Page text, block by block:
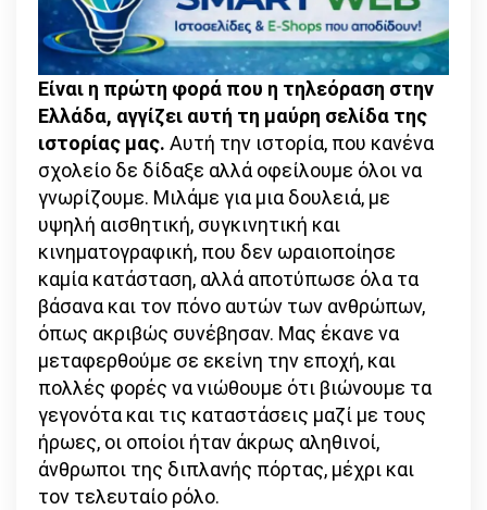
Είναι η πρώτη φορά που η τηλεόραση στην
Ελλάδα, αγγίζει αυτή τη μαύρη σελίδα της
ιστορίας μας. Αυτή την ιστορία, που κανένα
σχολείο δε δίδαξε αλλά οφείλουμε όλοι να
γνωρίζουμε. Μιλάμε για μια δουλειά, με
υψηλή αισθητική, συγκινητική και
κινηματογραφική, που δεν ωραιοποίησε
καμία κατάσταση, αλλά αποτύπωσε όλα τα
βάσανα και τον πόνο αυτών των ανθρώπων,
όπως ακριβώς συνέβησαν. Μας έκανε να
μεταφερθούμε σε εκείνη την εποχή, και
πολλές φορές να νιώθουμε ότι βιώνουμε τα
γεγονότα και τις καταστάσεις μαζί με τους
ήρωες, οι οποίοι ήταν άκρως αληθινοί,
άνθρωποι της διπλανής πόρτας, μέχρι και
τον τελευταίο ρόλο.